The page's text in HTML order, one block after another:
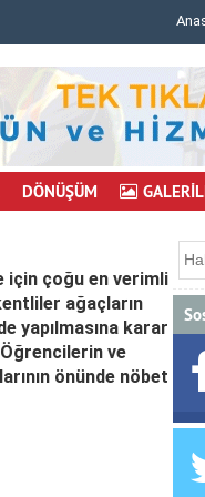
DÖNÜŞÜM
için çoğu en verimli
ağaçların
yapılmasına karar
ve
önünde nöbet